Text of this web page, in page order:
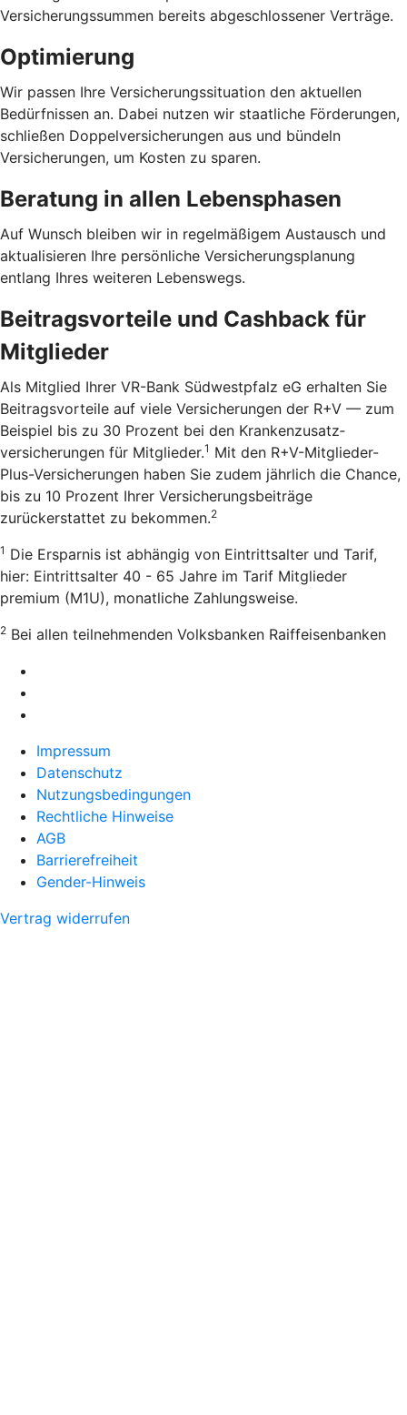
Versicherungssummen bereits abgeschlossener Verträge.
Optimierung
Wir passen Ihre Versicherungssituation den aktuellen
Bedürfnissen an. Dabei nutzen wir staatliche Förderungen,
schließen Doppelversicherungen aus und bündeln
Versicherungen, um Kosten zu sparen.
Beratung in allen Lebensphasen
Auf Wunsch bleiben wir in regelmäßigem Austausch und
aktualisieren Ihre persönliche Versicherungsplanung
entlang Ihres weiteren Lebenswegs.
Beitragsvorteile und Cashback für
Mitglieder
Als Mitglied Ihrer VR-Bank Südwestpfalz eG erhalten Sie
Beitragsvorteile auf viele Versicherungen der R+V — zum
Beispiel bis zu 30 Prozent bei den Kranken­zusatz­
versicherungen für Mitglieder.1 Mit den R+V-Mitglieder-
Plus-Versicherungen haben Sie zudem jährlich die Chance,
bis zu 10 Prozent Ihrer Versicherungsbeiträge
zurückerstattet zu bekommen.2
1 Die Ersparnis ist abhängig von Eintrittsalter und Tarif,
hier: Eintrittsalter 40 - 65 Jahre im Tarif Mitglieder
premium (M1U), monatliche Zahlungsweise.
2 Bei allen teilnehmenden Volksbanken Raiffeisenbanken
Impressum
Datenschutz
Nutzungsbedingungen
Rechtliche Hinweise
AGB
Barrierefreiheit
Gender-Hinweis
Vertrag widerrufen